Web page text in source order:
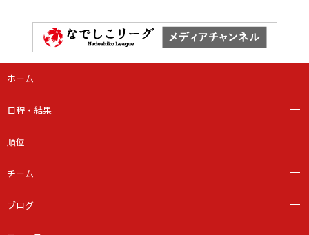
ホーム
日程・結果
順位
チーム
ブログ